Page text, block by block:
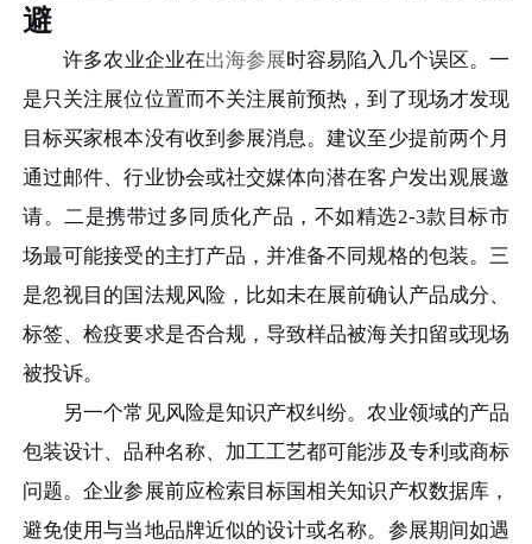
避
许多农业企业在出海参展时容易陷入几个误区。一
是只关注展位位置而不关注展前预热，到了现场才发现
目标买家根本没有收到参展消息。建议至少提前两个月
通过邮件、行业协会或社交媒体向潜在客户发出观展邀
请。二是携带过多同质化产品，不如精选2-3款目标市
场最可能接受的主打产品，并准备不同规格的包装。三
是忽视目的国法规风险，比如未在展前确认产品成分、
标签、检疫要求是否合规，导致样品被海关扣留或现场
被投诉。
另一个常见风险是知识产权纠纷。农业领域的产品
包装设计、品种名称、加工工艺都可能涉及专利或商标
问题。企业参展前应检索目标国相关知识产权数据库，
避免使用与当地品牌近似的设计或名称。参展期间如遇